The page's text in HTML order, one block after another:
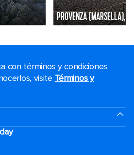
PROVENZA (MARSELLA),
con términos y condiciones
visite Términos y